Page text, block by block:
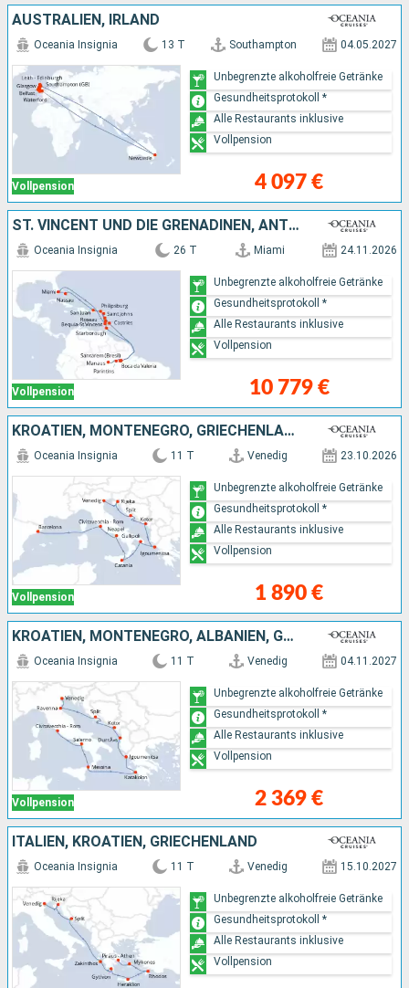
AUSTRALIEN, IRLAND
Vollpension
Oceania Insignia 13 T Southampton 04.05.2027
4 097 €
Unbegrenzte alkoholfreie Getränke
Gesundheitsprotokoll *
Alle Restaurants inklusive
Vollpension
ST. VINCENT UND DIE GRENADINEN, ANTIGUA UND BARBUDA, SAINT LUCIA, TRINIDAD UND TOBAGO, BRASILIEN, BARBADOS, DOMINICA, PUERTO RICO, BAHAMAS, VEREINIGTE STAATEN VON AMERIKA
Vollpension
Oceania Insignia 26 T Miami 24.11.2026
10 779 €
Unbegrenzte alkoholfreie Getränke
Gesundheitsprotokoll *
Alle Restaurants inklusive
Vollpension
KROATIEN, MONTENEGRO, GRIECHENLAND, ITALIEN, SPANIEN
Vollpension
Oceania Insignia 11 T Venedig 23.10.2026
1 890 €
Unbegrenzte alkoholfreie Getränke
Gesundheitsprotokoll *
Alle Restaurants inklusive
Vollpension
KROATIEN, MONTENEGRO, ALBANIEN, GRIECHENLAND, ITALIEN
Vollpension
Oceania Insignia 11 T Venedig 04.11.2027
2 369 €
Unbegrenzte alkoholfreie Getränke
Gesundheitsprotokoll *
Alle Restaurants inklusive
Vollpension
ITALIEN, KROATIEN, GRIECHENLAND
Oceania Insignia 11 T Venedig 15.10.2027
Unbegrenzte alkoholfreie Getränke
Gesundheitsprotokoll *
Alle Restaurants inklusive
Vollpension